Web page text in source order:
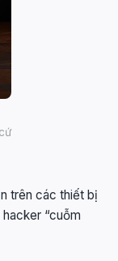
trên các thiết bị
“cuỗm